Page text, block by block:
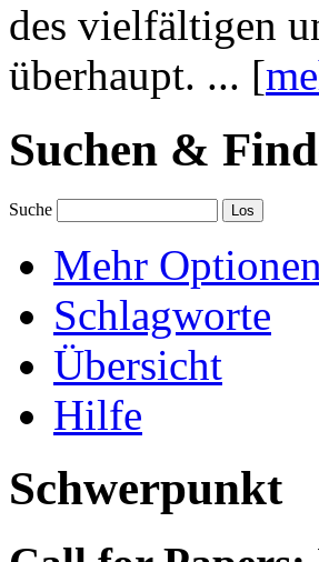
des vielfältigen
überhaupt. ... [
Suchen &
Suche
Mehr Optionen
Schlagworte
Übersicht
Hilfe
Schwerpunkt